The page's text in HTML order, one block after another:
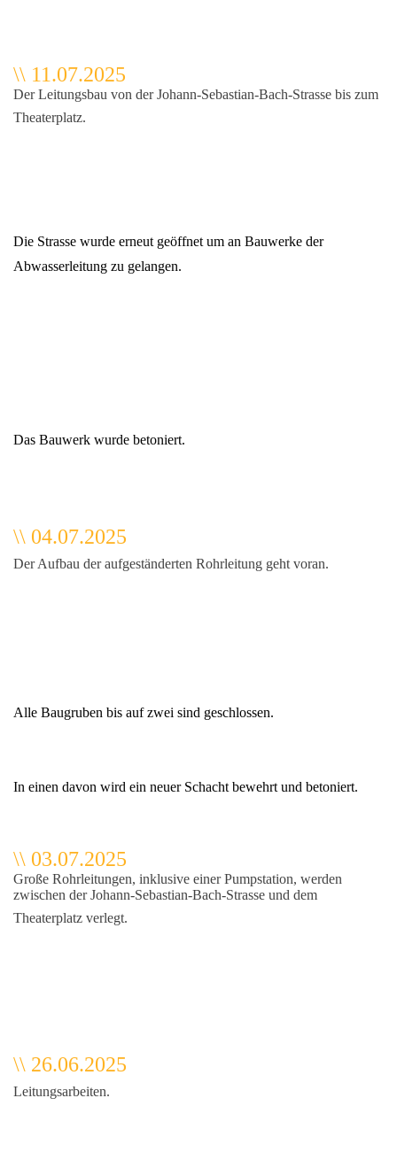
\\ 11.07.2025
Der Leitungsbau von der Johann-Sebastian-Bach-Strasse bis zum
Theaterplatz.
Die Strasse wurde erneut geöffnet um an Bauwerke der
Abwasserleitung zu gelangen.
Das Bauwerk wurde betoniert.
\\ 04.07.2025
Der Aufbau der aufgeständerten Rohrleitung geht voran.
Alle Baugruben bis auf zwei sind geschlossen.
In einen davon wird ein neuer Schacht bewehrt und betoniert.
\\ 03.07.2025
Große Rohrleitungen, inklusive einer Pumpstation, werden
zwischen der Johann-Sebastian-Bach-Strasse und dem
Theaterplatz verlegt.
\\ 26.06.2025
Leitungsarbeiten.